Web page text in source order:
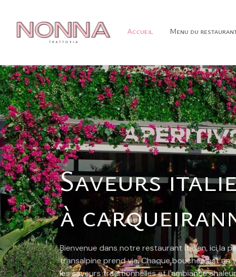
Accueil Menu du
Saveurs
à
Bienvenue dans notre restaurant italien, ici la
transalpine prend vie. Chaque bouchée est un
les saveurs traditionnelles et l'ambiance